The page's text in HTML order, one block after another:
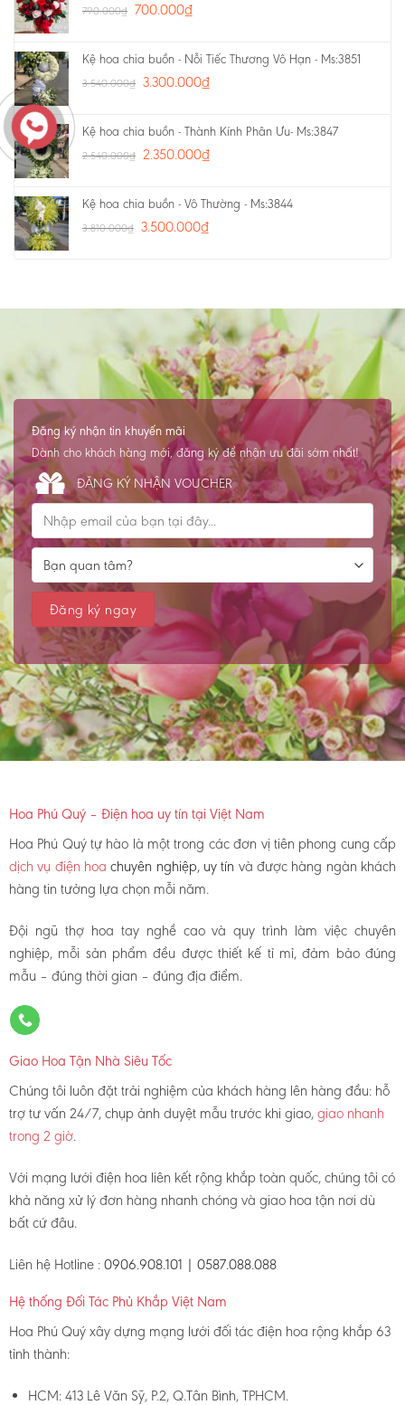
790.000₫ 700.000₫
Kệ hoa chia buồn - Nỗi Tiếc Thương Vô Hạn - Ms:3851
3.540.000₫ 3.300.000₫
Kệ hoa chia buồn - Thành Kính Phân Ưu- Ms:3847
2.540.000₫ 2.350.000₫
Kệ hoa chia buồn - Vô Thường - Ms:3844
3.810.000₫ 3.500.000₫
Đăng ký nhận tin khuyến mãi
Dành cho khách hàng mới, đăng ký để nhận ưu đãi sớm nhất!
ĐĂNG KÝ NHẬN VOUCHER
Hoa Phú Quý – Điện hoa uy tín tại Việt Nam
Hoa Phú Quý tự hào là một trong các đơn vị tiên phong cung cấp
dịch vụ điện hoachuyên nghiệp, uy tín và được hàng ngàn khách
hàng tin tưởng lựa chọn mỗi năm.
Đội ngũ thợ hoa tay nghề cao và quy trình làm việc chuyên
nghiệp, mỗi sản phẩm đều được thiết kế tỉ mỉ, đảm bảo đúng
mẫu – đúng thời gian – đúng địa điểm.
Giao Hoa Tận Nhà Siêu Tốc
Chúng tôi luôn đặt trải nghiệm của khách hàng lên hàng đầu: hỗ
trợ tư vấn 24/7, chụp ảnh duyệt mẫu trước khi giao,giao nhanh
trong 2 giờ.
Với mạng lưới điện hoa liên kết rộng khắp toàn quốc, chúng tôi có
khả năng xử lý đơn hàng nhanh chóng và giao hoa tận nơi dù
bất cứ đâu.
Liên hệ Hotline : 0906.908.101 | 0587.088.088
Hệ thống Đối Tác Phủ Khắp Việt Nam
Hoa Phú Quý xây dựng mạng lưới đối tác điện hoa rộng khắp 63
tỉnh thành:
HCM: 413 Lê Văn Sỹ, P.2, Q.Tân Bình, TPHCM.